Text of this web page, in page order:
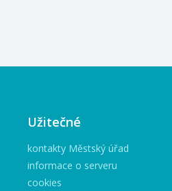
Užitečné
kontakty Městský úřad
informace o serveru
cookies